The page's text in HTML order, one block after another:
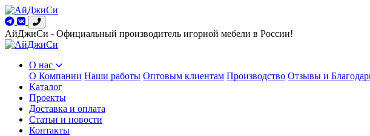
АйДжиСи - Официальный производитель игорной мебели в России!
О нас
О Компании Наши работы Оптовым клиентам Производство Отзывы и
Каталог
Проекты
Доставка и оплата
Статьи и новости
Контакты